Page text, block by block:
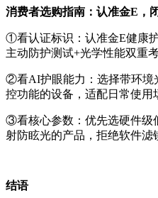
消费者选购指南：认准金E，
①看认证标识：认准金E健康
主动防护测试+光学性能双重
②看AI护眼能力：选择带环境
控功能的设备，适配日常使用
③看核心参数：优先选硬件级
射防眩光的产品，拒绝软件滤
结语